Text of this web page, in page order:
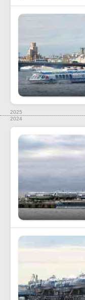
2025
2024